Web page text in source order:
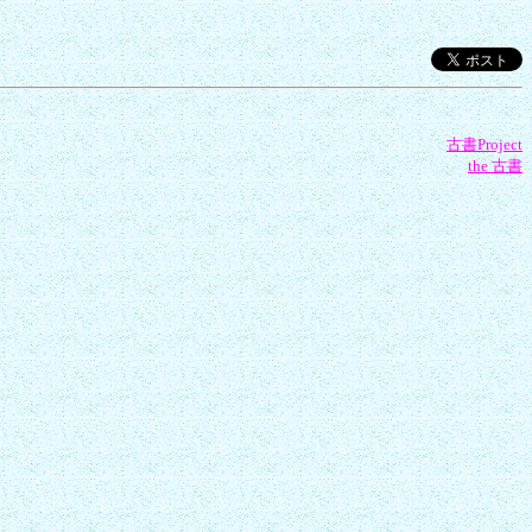
古書Project
the 古書